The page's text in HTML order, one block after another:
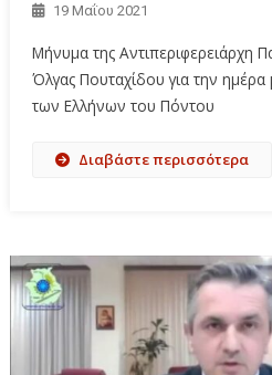
19 Μαΐου 2021
Μήνυμα της Αντιπεριφερειάρχη
Όλγας Πουταχίδου για την ημέρα
των Ελλήνων του Πόντου
Διαβάστε περισσότερα